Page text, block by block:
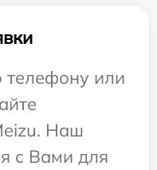
телефону или
Наш
с Вами для